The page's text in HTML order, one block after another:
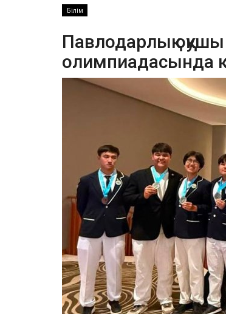
Білім
Павлодарлық
олимпиадасында